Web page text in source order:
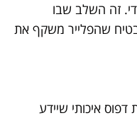
זה השלב שבו
שהפלייר משקף את
איכותי שיידע